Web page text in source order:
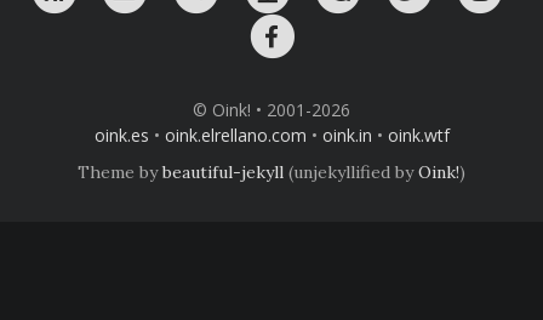
© Oink! • 2001-2026
oink.es • oink.elrellano.com • oink.in • oink.wtf
Theme bybeautiful-jekyll (unjekyllified byOink!)